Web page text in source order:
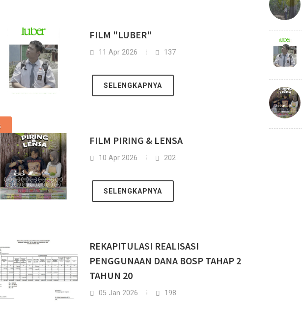
FILM "LUBER"
11 Apr 2026 137
SELENGKAPNYA
FILM PIRING & LENSA
10 Apr 2026 202
SELENGKAPNYA
REKAPITULASI REALISASI
PENGGUNAAN DANA BOSP TAHAP 2
TAHUN 20
05 Jan 2026 198